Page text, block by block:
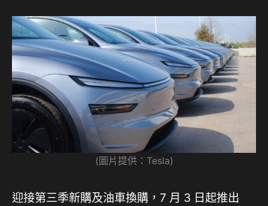
(圖片提供：Tesla)
迎接第三季新購及油車換購，7 月 3 日起推出